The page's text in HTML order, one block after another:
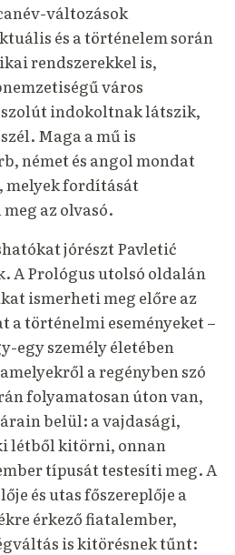
változások
és a történelem során
rendszerekkel is,
város
indokoltnak látszik,
Maga a mű is
német és angol mondat
melyek fordítását
az olvasó.
jórészt Pavletić
A Prológus utolsó oldalán
ismerheti meg előre az
a történelmi eseményeket –
egy személy életében
a regényben szó
folyamatosan úton van,
belül: a vajdasági,
létből kitörni, onnan
típusát testesíti meg. A
és utas főszereplője a
érkező fiatalember,
is kitörésnek tűnt: